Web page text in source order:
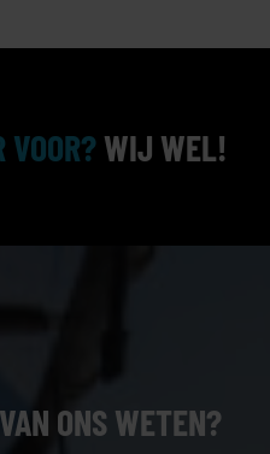
WIJ WEL!
ONS WETEN?